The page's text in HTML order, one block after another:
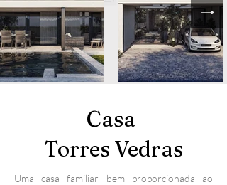
Casa
Torres Vedras
Uma casa familiar bem proporcionada ao